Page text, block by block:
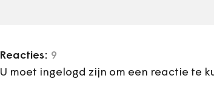
Reacties: 9
U moet ingelogd zijn om een reactie te